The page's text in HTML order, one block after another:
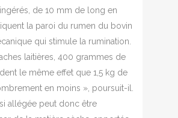
de 10 mm de long en
la paroi du rumen du bovin
qui stimule la rumination.
laitières, 400 grammes de
le même effet que 1,5 kg de
en moins », poursuit-il.
allégée peut donc être